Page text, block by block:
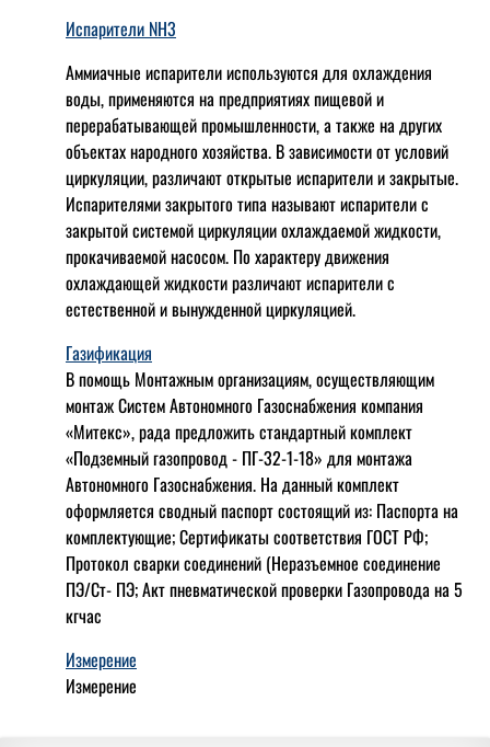
Испарители NH3
Аммиачные испарители используются для охлаждения
воды, применяются на предприятиях пищевой и
перерабатывающей промышленности, а также на других
объектах народного хозяйства. В зависимости от условий
циркуляции, различают открытые испарители и закрытые.
Испарителями закрытого типа называют испарители с
закрытой системой циркуляции охлаждаемой жидкости,
прокачиваемой насосом. По характеру движения
охлаждающей жидкости различают испарители с
естественной и вынужденной циркуляцией.
Газификация
В помощь Монтажным организациям, осуществляющим
монтаж Систем Автономного Газоснабжения компания
«Митекс», рада предложить стандартный комплект
«Подземный газопровод - ПГ-32-1-18» для монтажа
Автономного Газоснабжения. На данный комплект
оформляется сводный паспорт состоящий из: Паспорта на
комплектующие;Сертификаты соответствия ГОСТ РФ;
Протокол сварки соединений (Неразъемное соединение
ПЭ/Ст- ПЭ;Акт пневматической проверки Газопровода на 5
кгчас
Измерение
Измерение